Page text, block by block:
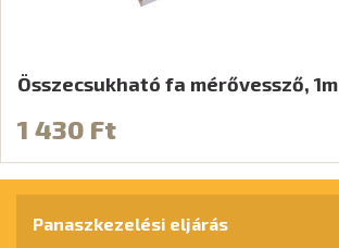
Összecsukható fa mérővessző, 1m
1 430 Ft
Panaszkezelési eljárás